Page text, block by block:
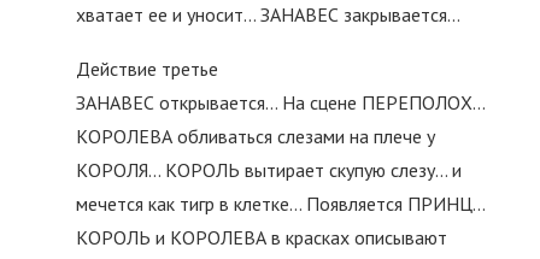
хватает ее и уносит… ЗАНАВЕС закрывается…
Действие третье
ЗАНАВЕС открывается… На сцене ПЕРЕПОЛОХ…
КОРОЛЕВА обливаться слезами на плече у
КОРОЛЯ… КОРОЛЬ вытирает скупую слезу… и
мечется как тигр в клетке… Появляется ПРИНЦ…
КОРОЛЬ и КОРОЛЕВА в красках описывают